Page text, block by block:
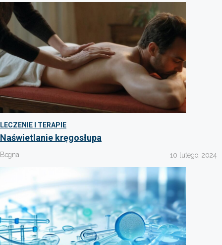
LECZENIE I TERAPIE
Naświetlanie kręgosłupa
Bogna 10 lutego, 2024